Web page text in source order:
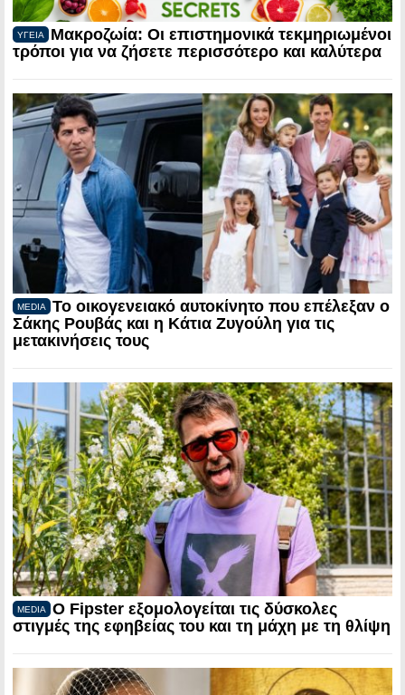
ΥΓΕΙΑ
Μακροζωία: Οι επιστημονικά τεκμηριωμένοι
τρόποι για να ζήσετε περισσότερο και καλύτερα
MEDIA
Το οικογενειακό αυτοκίνητο που επέλεξαν ο
Σάκης Ρουβάς και η Κάτια Ζυγούλη για τις
μετακινήσεις τους
MEDIA
Ο Fipster εξομολογείται τις δύσκολες
στιγμές της εφηβείας του και τη μάχη με τη θλίψη